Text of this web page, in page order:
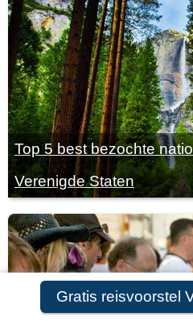
Gratis reisvoorstel
Top 5 best bezochte
Verenigde Staten